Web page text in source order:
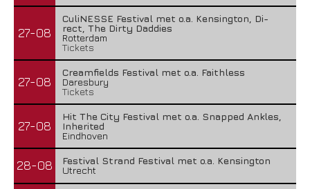
27-08
CuliNESSE Festival met o.a. Kensington, Di-
rect, The Dirty Daddies
Rotterdam
Tickets
27-08
Creamfields Festival met o.a. Faithless
Daresbury
Tickets
27-08
Hit The City Festival met o.a. Snapped Ankles,
Inherited
Eindhoven
28-08
Festival Strand Festival met o.a. Kensington
Utrecht